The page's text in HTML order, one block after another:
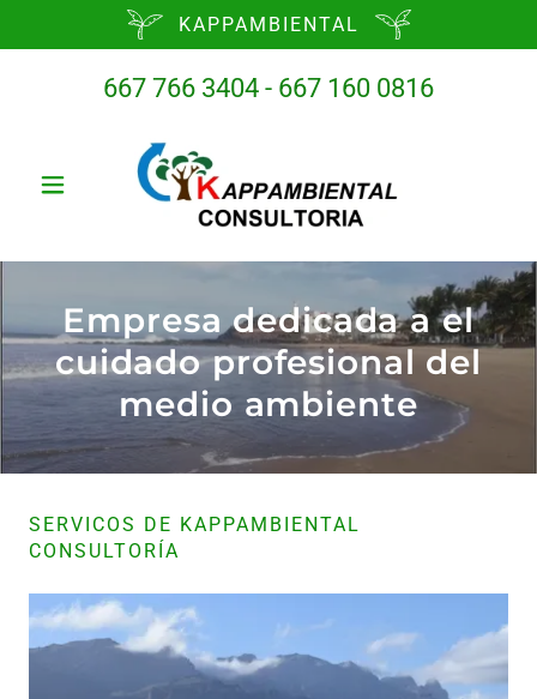
KAPPAMBIENTAL
667 766 3404 - 667 160 0816
Empresa dedicada a el
cuidado profesional del
medio ambiente
SERVICOS DE KAPPAMBIENTAL
CONSULTORÍA